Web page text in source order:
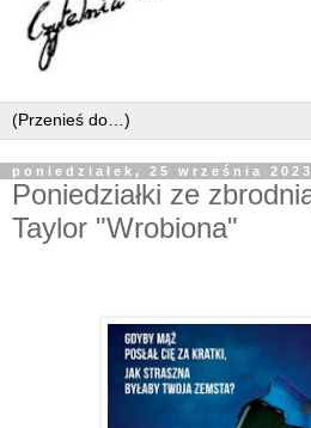
poniedziałek, 25 września 2023
Poniedziałki ze
Taylor "Wrobiona"